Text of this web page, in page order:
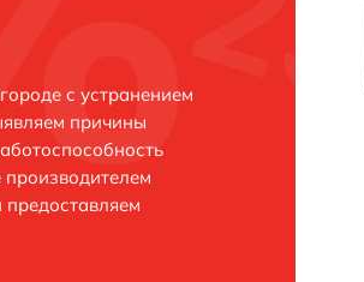
с устранением
причины